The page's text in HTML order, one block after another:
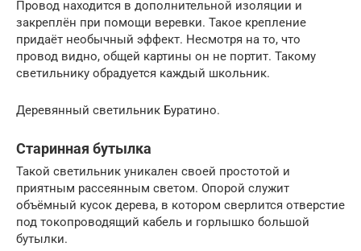
Провод находится в дополнительной изоляции и
закреплён при помощи веревки. Такое крепление
придаёт необычный эффект. Несмотря на то, что
провод видно, общей картины он не портит. Такому
светильнику обрадуется каждый школьник.
Деревянный светильник Буратино.
Старинная бутылка
Такой светильник уникален своей простотой и
приятным рассеянным светом. Опорой служит
объёмный кусок дерева, в котором сверлится отверстие
под токопроводящий кабель и горлышко большой
бутылки.